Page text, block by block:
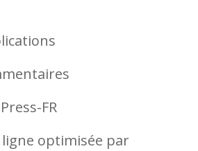
FR
optimisée par